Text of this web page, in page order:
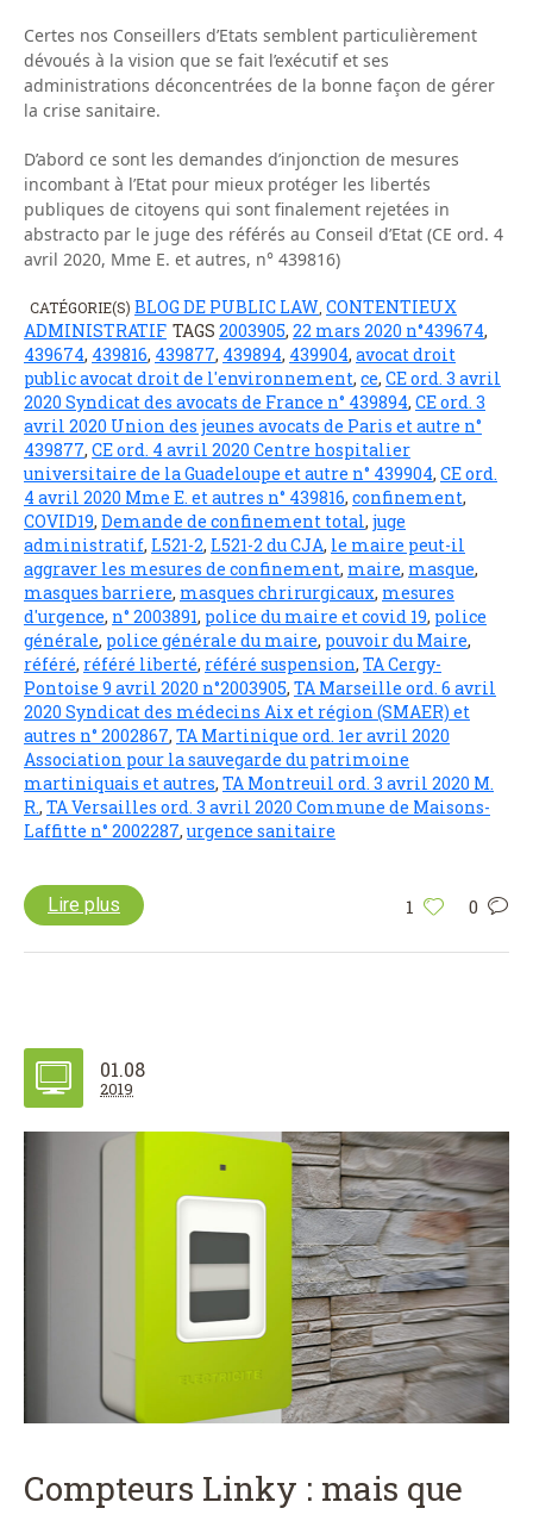
Certes nos Conseillers d’Etats semblent particulièrement
dévoués à la vision que se fait l’exécutif et ses
administrations déconcentrées de la bonne façon de gérer
la crise sanitaire.
D’abord ce sont les demandes d’injonction de mesures
incombant à l’Etat pour mieux protéger les libertés
publiques de citoyens qui sont finalement rejetées in
abstracto par le juge des référés au Conseil d’Etat (CE ord. 4
avril 2020, Mme E. et autres, n° 439816)
CATÉGORIE(S) BLOG DE PUBLIC LAW CONTENTIEUX
ADMINISTRATIF TAGS 2003905, 22 mars 2020 n°439674,
439674, 439816, 439877, 439894, 439904, avocat droit
public avocat droit de l'environnement, ce, CE ord. 3 avril
2020 Syndicat des avocats de France n° 439894, CE ord. 3
avril 2020 Union des jeunes avocats de Paris et autre n°
439877, CE ord. 4 avril 2020 Centre hospitalier
universitaire de la Guadeloupe et autre n° 439904, CE ord.
4 avril 2020 Mme E. et autres n° 439816, confinement,
COVID19, Demande de confinement total, juge
administratif, L521-2, L521-2 du CJA, le maire peut-il
aggraver les mesures de confinement, maire, masque,
masques barriere, masques chrirurgicaux, mesures
d'urgence, n° 2003891, police du maire et covid 19, police
générale, police générale du maire, pouvoir du Maire,
référé, référé liberté, référé suspension, TA Cergy-
Pontoise 9 avril 2020 n°2003905, TA Marseille ord. 6 avril
2020 Syndicat des médecins Aix et région (SMAER) et
autres n° 2002867, TA Martinique ord. 1er avril 2020
Association pour la sauvegarde du patrimoine
martiniquais et autres, TA Montreuil ord. 3 avril 2020 M.
R., TA Versailles ord. 3 avril 2020 Commune de Maisons-
Laffitte n° 2002287,urgence sanitaire
1 0
Lire plus
01.08
2019
Compteurs Linky : mais que